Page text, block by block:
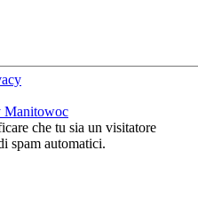
Manitowoc
che tu sia un visitatore
spam automatici.